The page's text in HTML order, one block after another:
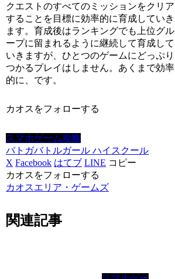
クエストのすべてのミッションをクリア
することを目標に効率的に育成していき
ます。育成後はランキングでも上位グル
ープに留まれるように継続して育成して
いきますが、ひとつのゲームにどっぷり
つかるプレイはしません。あくまで効率
的に、です。
カオスをフォローする
スマホゲーム攻略
バトガバトルガール ハイスクール
X Facebook はてブ LINE コピー
カオスをフォローする
カオスエリア・ゲームズ
関連記事